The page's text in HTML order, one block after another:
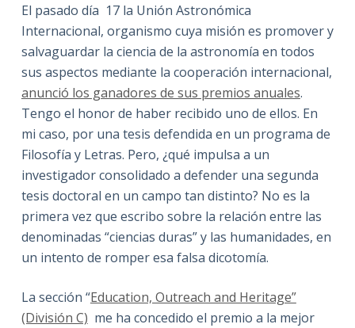
oEl pasado día 17 la Unión Astronómica
Internacional, organismo cuya misión es promover y
salvaguardar la ciencia de la astronomía en todos
sus aspectos mediante la cooperación internacional,
anunció los ganadores de sus premios anuales.
Tengo el honor de haber recibido uno de ellos. En
mi caso, por una tesis defendida en un programa de
Filosofía y Letras. Pero, ¿qué impulsa a un
investigador consolidado a defender una segunda
tesis doctoral en un campo tan distinto? No es la
primera vez que escribo sobre la relación entre las
denominadas “ciencias duras” y las humanidades, en
un intento de romper esa falsa dicotomía.
La sección “Education, Outreach and Heritage”
(División C) me ha concedido el premio a la mejor